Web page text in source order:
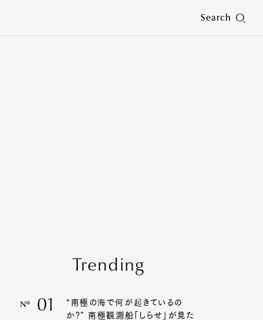
Search
Trending
Nº 01
“南極の海で何が起きているの
か?” 南極観測船「しらせ」が見た